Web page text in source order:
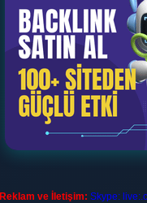
Reklam ve İletişim: Skype: